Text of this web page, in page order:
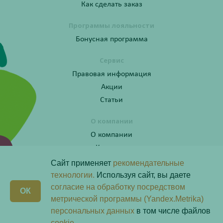
Как сделать заказ
Программы лояльности
Бонусная программа
Сервис
Правовая информация
Акции
Статьи
О компании
О компании
Контакты
Получите консультацию по телефону:
8 (800) 201-40-60 доб. 4
Сайт применяет рекомендательные
технологии. Используя сайт, вы даете
согласие на обработку посредством
метрической программы (Yandex.Metrika)
персональных данных в том числе файлов
ОК
Скачай наше